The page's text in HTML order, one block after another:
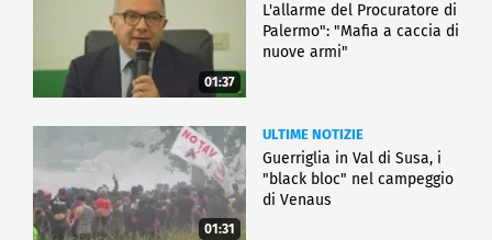
01:37
L'allarme del Procuratore di
Palermo": "Mafia a caccia di
nuove armi"
01:31
ULTIME NOTIZIE
Guerriglia in Val di Susa, i
"black bloc" nel campeggio
di Venaus